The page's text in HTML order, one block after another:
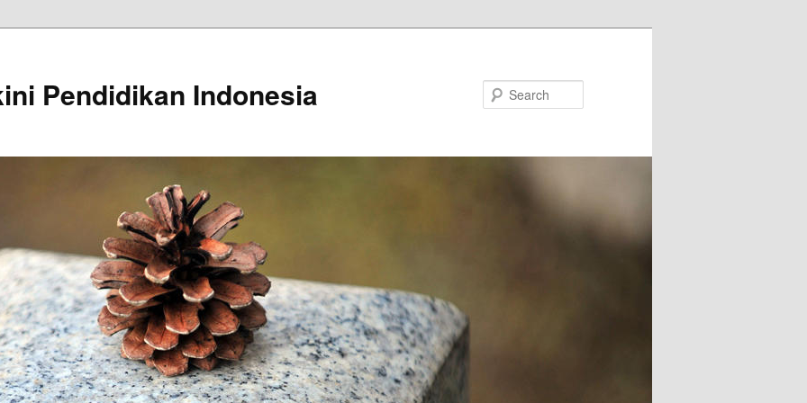
Pendidikan Indonesia